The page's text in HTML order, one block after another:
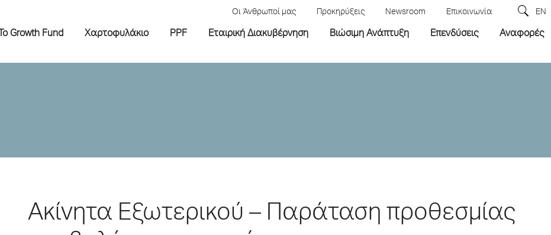
Οι Άνθρωποί μας Προκηρύξεις Newsroom Επικοινωνία EN
Το Growth Fund Χαρτοφυλάκιο PPF Εταιρική Διακυβέρνηση Βιώσιμη Ανάπτυξη Επενδύσεις Αναφορές
Ακίνητα Εξωτερικού – Παράταση προθεσμίας